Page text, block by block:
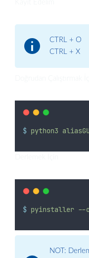
CTRL + O
CTRL + X
$ python3
$ pyinstaller --
NOT: